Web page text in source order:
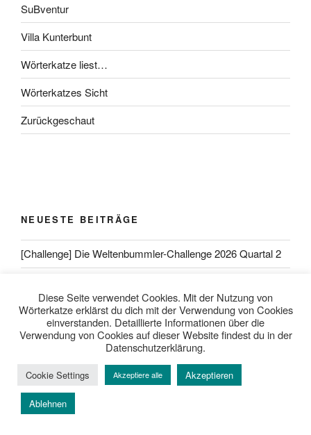
SuBventur
Villa Kunterbunt
Wörterkatze liest…
Wörterkatzes Sicht
Zurückgeschaut
NEUESTE BEITRÄGE
[Challenge] Die Weltenbummler-Challenge 2026 Quartal 2
[Challenge] Die Weltenbummler-Challenge 2026 geht weiter
[Challenge] Eure Weltenbummler-Länder im September
[Challenge] Eure Weltenbummler-Länder im August 2025
[Challenge] Eure Weltenbummler-Länder im Juli 2025
Diese Seite verwendet Cookies. Mit der Nutzung von
Wörterkatze erklärst du dich mit der Verwendung von Cookies
einverstanden. Detaillierte Informationen über die
Verwendung von Cookies auf dieser Website findest du in der
Datenschutzerklärung.
Cookie Settings Akzeptiere alle Akzeptieren
Ablehnen